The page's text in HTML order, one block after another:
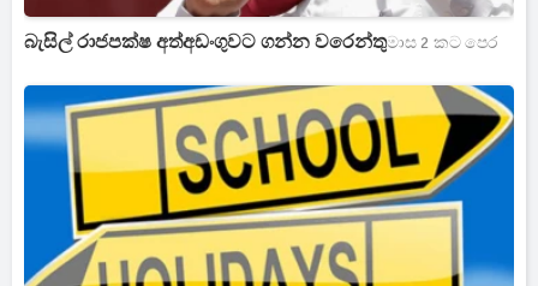
බැසිල් රාජපක්ෂ අත්අඩංගුවට ගන්න වරෙන්තුමාස 2 කට පෙර